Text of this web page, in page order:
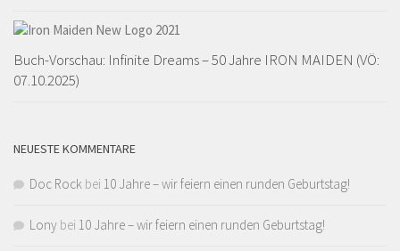
Buch-Vorschau: Infinite Dreams – 50 Jahre IRON MAIDEN (VÖ:
07.10.2025)
NEUESTE KOMMENTARE
Doc Rock bei 10 Jahre – wir feiern einen runden Geburtstag!
Lony bei 10 Jahre – wir feiern einen runden Geburtstag!